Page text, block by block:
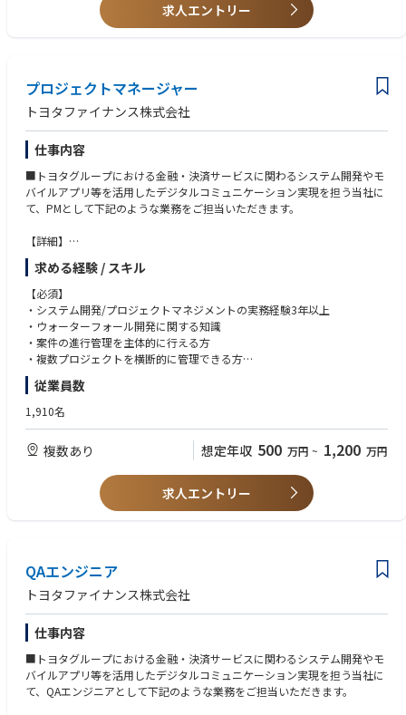
求人エントリー
プロジェクトマネージャー
トヨタファイナンス株式会社
仕事内容
■トヨタグループにおける金融・決済サービスに関わるシステム開発やモ
バイルアプリ等を活用したデジタルコミュニケーション実現を担う当社に
て、PMとして下記のような業務をご担当いただきます。
【詳細】
・担当プロジェクトの要件定義、進捗管理、開発計画立案、品質保守
・ベンダーマネージメント(能力に応じたタスク分配、技術指導等)
・ステークホルダー(外部関係者含む)への折衝及びプロジェクト説明 【プ
ロジェクト例】・個人向けのクレジットカードおよび自動車クレジットの
WEB機能開発～運用◇自動車販売などの金融サービスに関する顧客/販売
店向けWEB機能のエンハンス開発～運用等
■技術スタック
・開発言語：Kotlin, Swift
・フレームワーク等：VIPER, RxSwift, Clean Architecture, RxJava
・CI/CD：Bitrise, fastlane, GitHub Actions, Appium, Calabash, Cucumbe
r
【組織について】
様のニーズを探り、現場で迅速な意思決定を行い、プロダクトを進化させ
ていくための内製開発チームを立ち上げました。
・開発体制については、グループ関連会社・事業パートナー各社とプロジ
ェクトを組成しており、プロダクトファーストの体制で開発を進めていま
す。
めており、それに伴って内製開発体制の採用強化を行っております。
【魅力】
求める経験 / スキル
【必須】
・システム開発/プロジェクトマネジメントの実務経験3年以上
・ウォーターフォール開発に関する知識
・案件の進行管理を主体的に行える方
・複数プロジェクトを横断的に管理できる方
【歓迎】
・スマートフォンアプリに関するプロジェクト管理経験
・データ抽出およびデータに基づく定量分析の経験
・ユーザーインタビュー等を通じた定性分析の経験
・プロジェクトの主体的な立ち上げまたはグロースの経験
・アジャイル開発の経験
従業員数
1,910名
複数あり 想定年収 500 万円 ~ 1,200 万円
求人エントリー
QAエンジニア
トヨタファイナンス株式会社
仕事内容
■トヨタグループにおける金融・決済サービスに関わるシステム開発やモ
バイルアプリ等を活用したデジタルコミュニケーション実現を担う当社に
て、QAエンジニアとして下記のような業務をご担当いただきます。